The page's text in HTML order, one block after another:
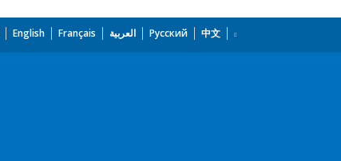
English Français العربية Русский 中文